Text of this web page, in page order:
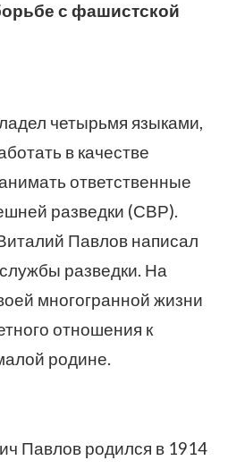
с фашистской
четырьмя языками,
в качестве
ответственные
разведки (СВР).
Павлов написал
разведки. На
многогранной жизни
отношения к
родине.
Павлов родился в 1914